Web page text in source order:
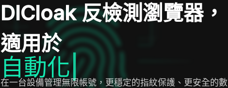
DICloak 反檢測瀏覽器，
適用於
市場|
在一台設備管理無限帳號，更穩定的指紋保護、更安全的數